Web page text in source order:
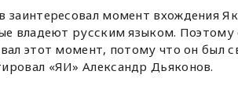
заинтересовал момент вхождения
владеют русским языком. Поэтому
этот момент, потому что он был
«ЯИ» Александр Дьяконов.